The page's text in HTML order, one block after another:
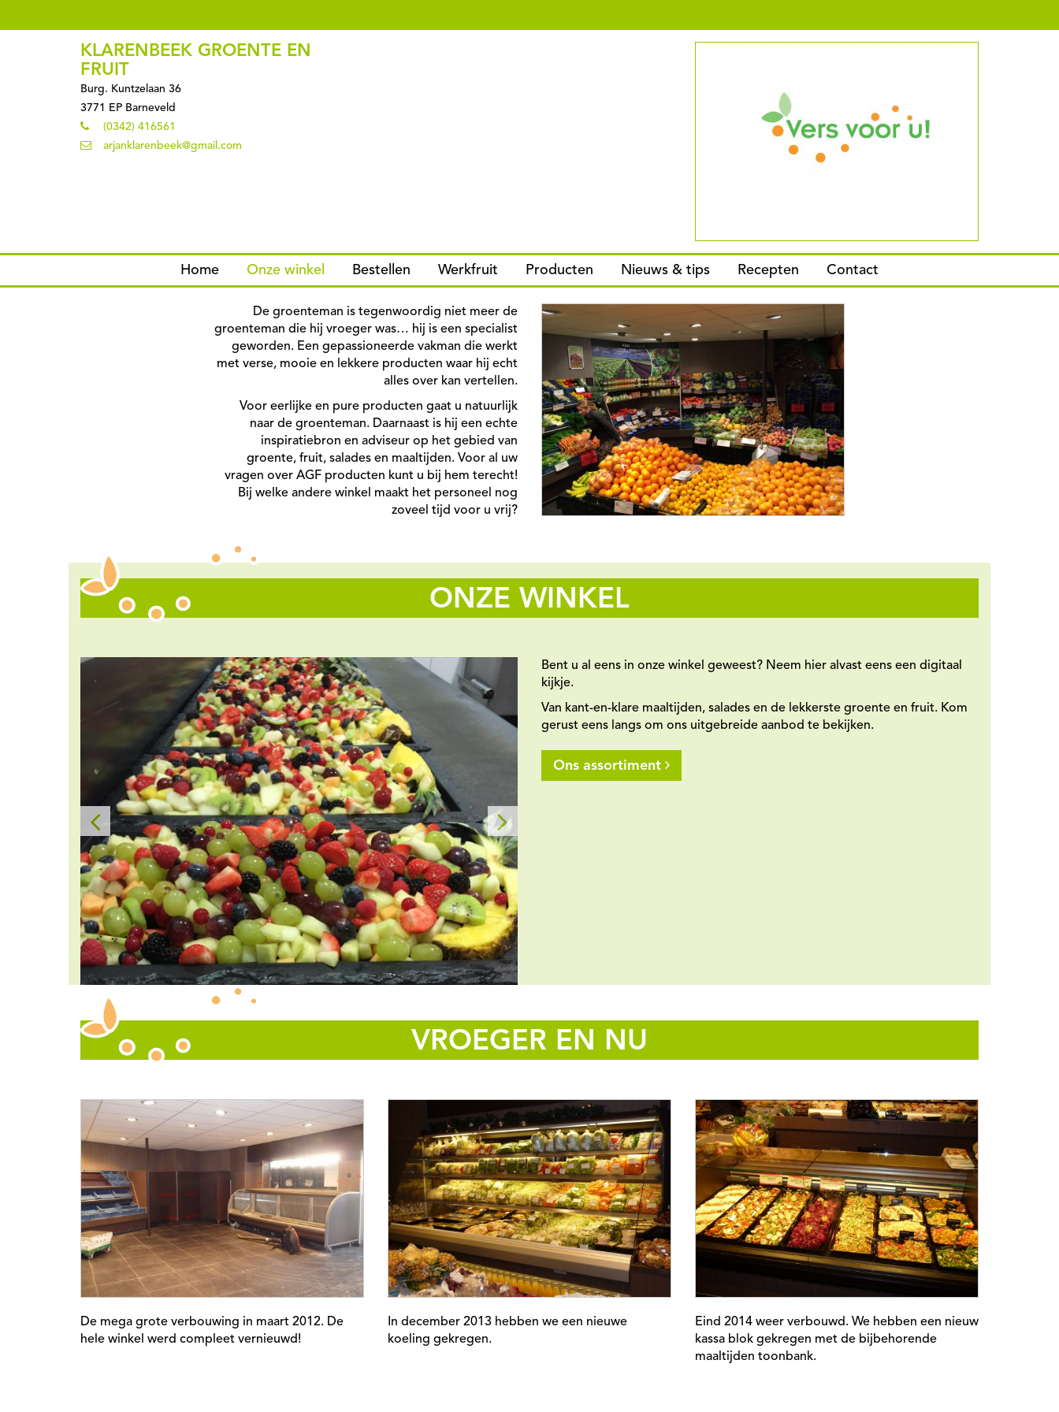
KLARENBEEK GROENTE EN
FRUIT
Burg. Kuntzelaan 36
3771 EP Barneveld
(0342) 416561
arjanklarenbeek@gmail.com
Home Onze winkel Bestellen Werkfruit Producten Nieuws & tips Recepten Contact
De groenteman is tegenwoordig niet meer de
groenteman die hij vroeger was… hij is een specialist
geworden. Een gepassioneerde vakman die werkt
met verse, mooie en lekkere producten waar hij echt
alles over kan vertellen.
Voor eerlijke en pure producten gaat u natuurlijk
naar de groenteman. Daarnaast is hij een echte
inspiratiebron en adviseur op het gebied van
groente, fruit, salades en maaltijden. Voor al uw
vragen over AGF producten kunt u bij hem terecht!
Bij welke andere winkel maakt het personeel nog
zoveel tijd voor u vrij?
ONZE WINKEL
Heerlijk vers fruit
Bent u al eens in onze winkel geweest? Neem hier alvast eens een digitaal
kijkje.
Van kant-en-klare maaltijden, salades en de lekkerste groente en fruit. Kom
gerust eens langs om ons uitgebreide aanbod te bekijken.
Ons assortiment
VROEGER EN NU
De mega grote verbouwing in maart 2012. De
hele winkel werd compleet vernieuwd!
In december 2013 hebben we een nieuwe
koeling gekregen.
Eind 2014 weer verbouwd. We hebben een nieuw
kassa blok gekregen met de bijbehorende
maaltijden toonbank.